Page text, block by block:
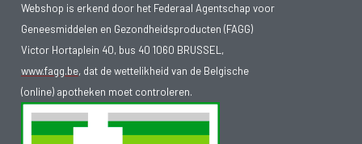
Webshop is erkend door het Federaal Agentschap voor
Geneesmiddelen en Gezondheidsproducten (FAGG)
Victor Hortaplein 40, bus 40 1060 BRUSSEL,
www.fagg.be, dat de wettelikheid van de Belgische
(online) apotheken moet controleren.